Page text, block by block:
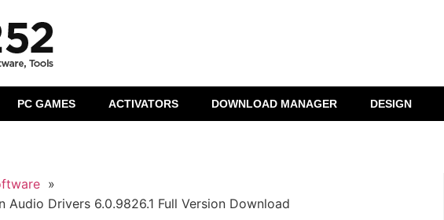
PC GAMES ACTIVATORS DOWNLOAD MANAGER DESIGN
»
Audio Drivers 6.0.9826.1 Full Version Download